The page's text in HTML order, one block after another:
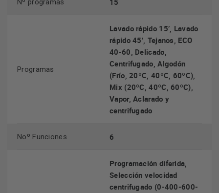
Nº programas 15
Programas
Lavado rápido 15’, Lavado
rápido 45’, Tejanos, ECO
40-60, Delicado,
Centrifugado, Algodón
(Frío, 20ºC, 40ºC, 60ºC),
Mix (20ºC, 40ºC, 60ºC),
Vapor, Aclarado y
centrifugado
Noº Funciones 6
Programación diferida,
Selección velocidad
centrifugado (0-400-600-